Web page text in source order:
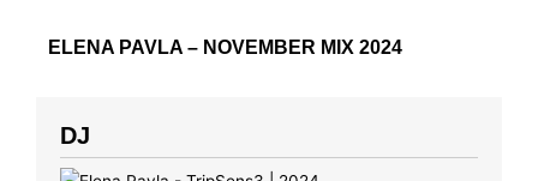
ELENA PAVLA – NOVEMBER MIX 2024
DJ